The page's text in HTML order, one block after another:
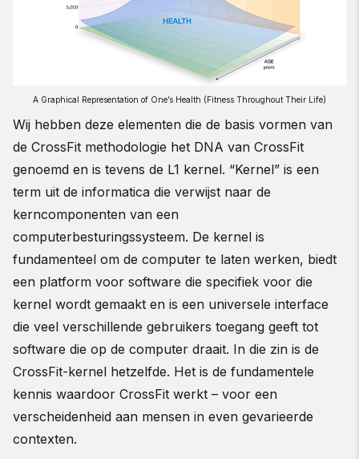
A Graphical Representation of One’s Health (Fitness Throughout Their Life)
Wij hebben deze elementen die de basis vormen van
de CrossFit methodologie het DNA van CrossFit
genoemd en is tevens de L1 kernel. “Kernel” is een
term uit de informatica die verwijst naar de
kerncomponenten van een
computerbesturingssysteem. De kernel is
fundamenteel om de computer te laten werken, biedt
een platform voor software die specifiek voor die
kernel wordt gemaakt en is een universele interface
die veel verschillende gebruikers toegang geeft tot
software die op de computer draait. In die zin is de
CrossFit-kernel hetzelfde. Het is de fundamentele
kennis waardoor CrossFit werkt – voor een
verscheidenheid aan mensen in even gevarieerde
contexten.